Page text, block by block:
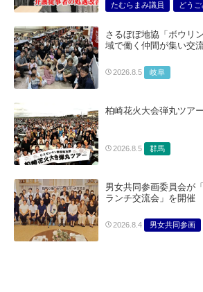
たむらまみ議員
どう
さるぼぼ地協「ボウリ
域で働く仲間が集い交
2026.8.5 岐阜
柏崎花火大会弾丸ツア
2026.8.5 群馬
男女共同参画委員会が
ランチ交流会」を開催
2026.8.4 男女共同参画